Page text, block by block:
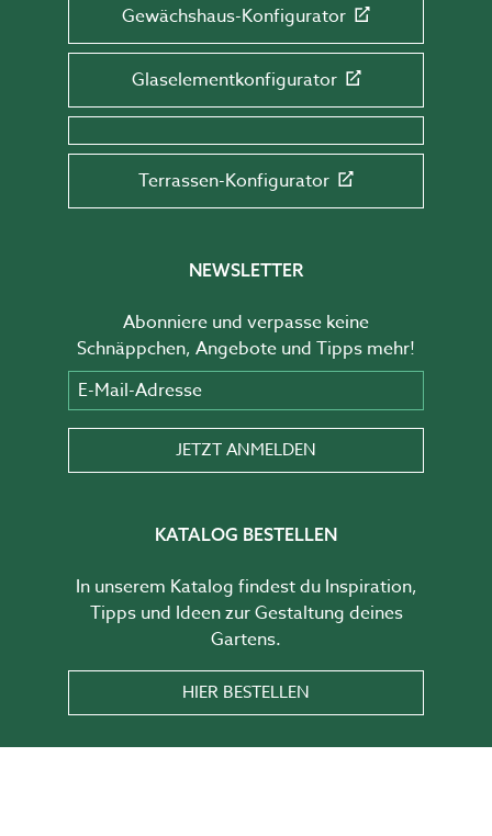
Gewächshaus-Konfigurator
Glaselementkonfigurator
Terrassen-Konfigurator
NEWSLETTER
Abonniere und verpasse keine
Schnäppchen, Angebote und Tipps mehr!
E-Mail-Adresse
JETZT ANMELDEN
KATALOG BESTELLEN
In unserem Katalog findest du Inspiration,
Tipps und Ideen zur Gestaltung deines
Gartens.
HIER BESTELLEN